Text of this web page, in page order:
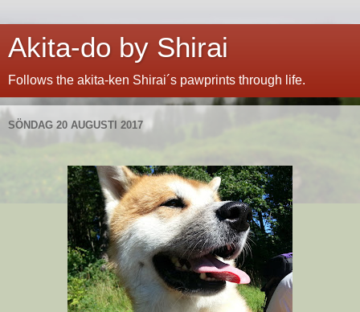
Akita-do by Shirai
Follows the akita-ken Shirai´s pawprints through life.
SÖNDAG 20 AUGUSTI 2017